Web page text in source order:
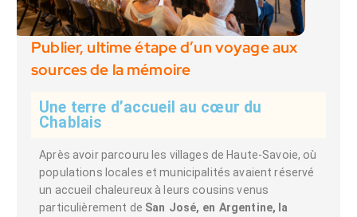
Publier, ultime étape d’un voyage aux
sources de la mémoire
Une terre d’accueil au cœur du
Chablais
Après avoir parcouru les villages de Haute-Savoie, où
populations locales et municipalités avaient réservé
un accueil chaleureux à leurs cousins venus
particulièrement de San José, en Argentine, la